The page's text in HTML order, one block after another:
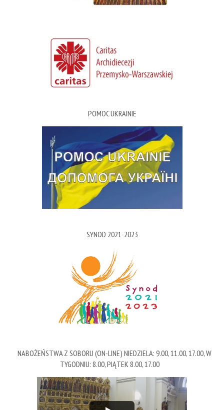
POMOC UKRAINIE
SYNOD 2021-2023
NABOŻEŃSTWA Z SOBORU (ON-LINE) NIEDZIELA: 9.00, 11.00, 17.00, W
TYGODNIU: 8.00, PIĄTEK 8.00, 17.00